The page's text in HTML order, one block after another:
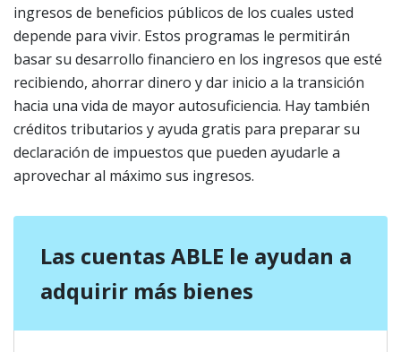
ingresos de beneficios públicos de los cuales usted
depende para vivir. Estos programas le permitirán
basar su desarrollo financiero en los ingresos que esté
recibiendo, ahorrar dinero y dar inicio a la transición
hacia una vida de mayor autosuficiencia. Hay también
créditos tributarios y ayuda gratis para preparar su
declaración de impuestos que pueden ayudarle a
aprovechar al máximo sus ingresos.
Las cuentas ABLE le ayudan a
adquirir más bienes